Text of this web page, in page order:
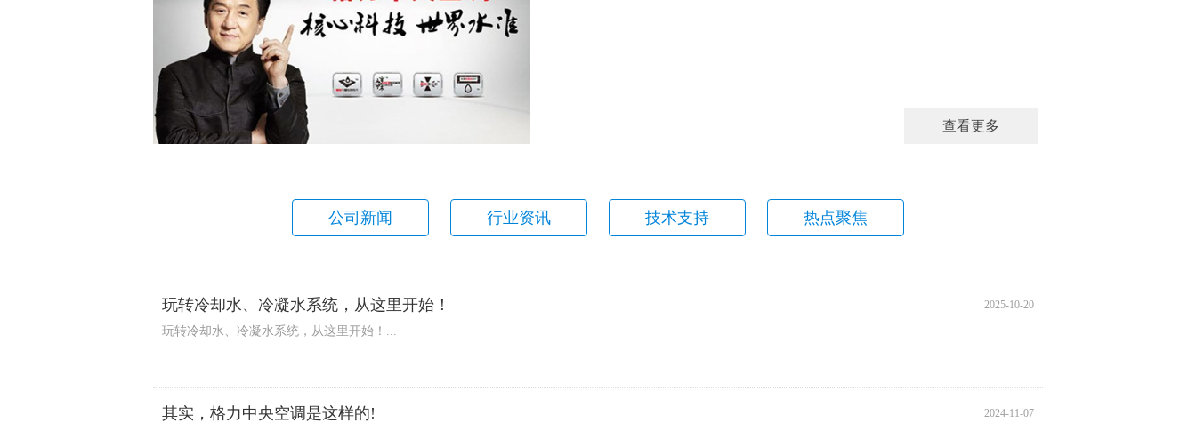
查看更多
公司新闻 行业资讯 技术支持 热点聚焦
2025-10-20
玩转冷却水、冷凝水系统，从这里开始！
玩转冷却水、冷凝水系统，从这里开始！...
2024-11-07
其实，格力中央空调是这样的!